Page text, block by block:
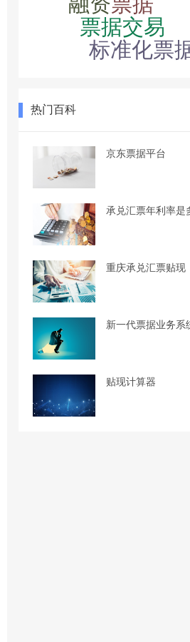
热门百科
京东票据平台
承兑汇票年利率是
重庆承兑汇票贴现
新一代票据业务系
贴现计算器